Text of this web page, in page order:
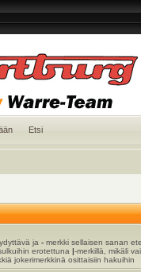
Etsi
ja -merkki sellaisen sanan
erotettuna |-merkillä, mikäli
jokerimerkkinä osittaisiin hakuihin